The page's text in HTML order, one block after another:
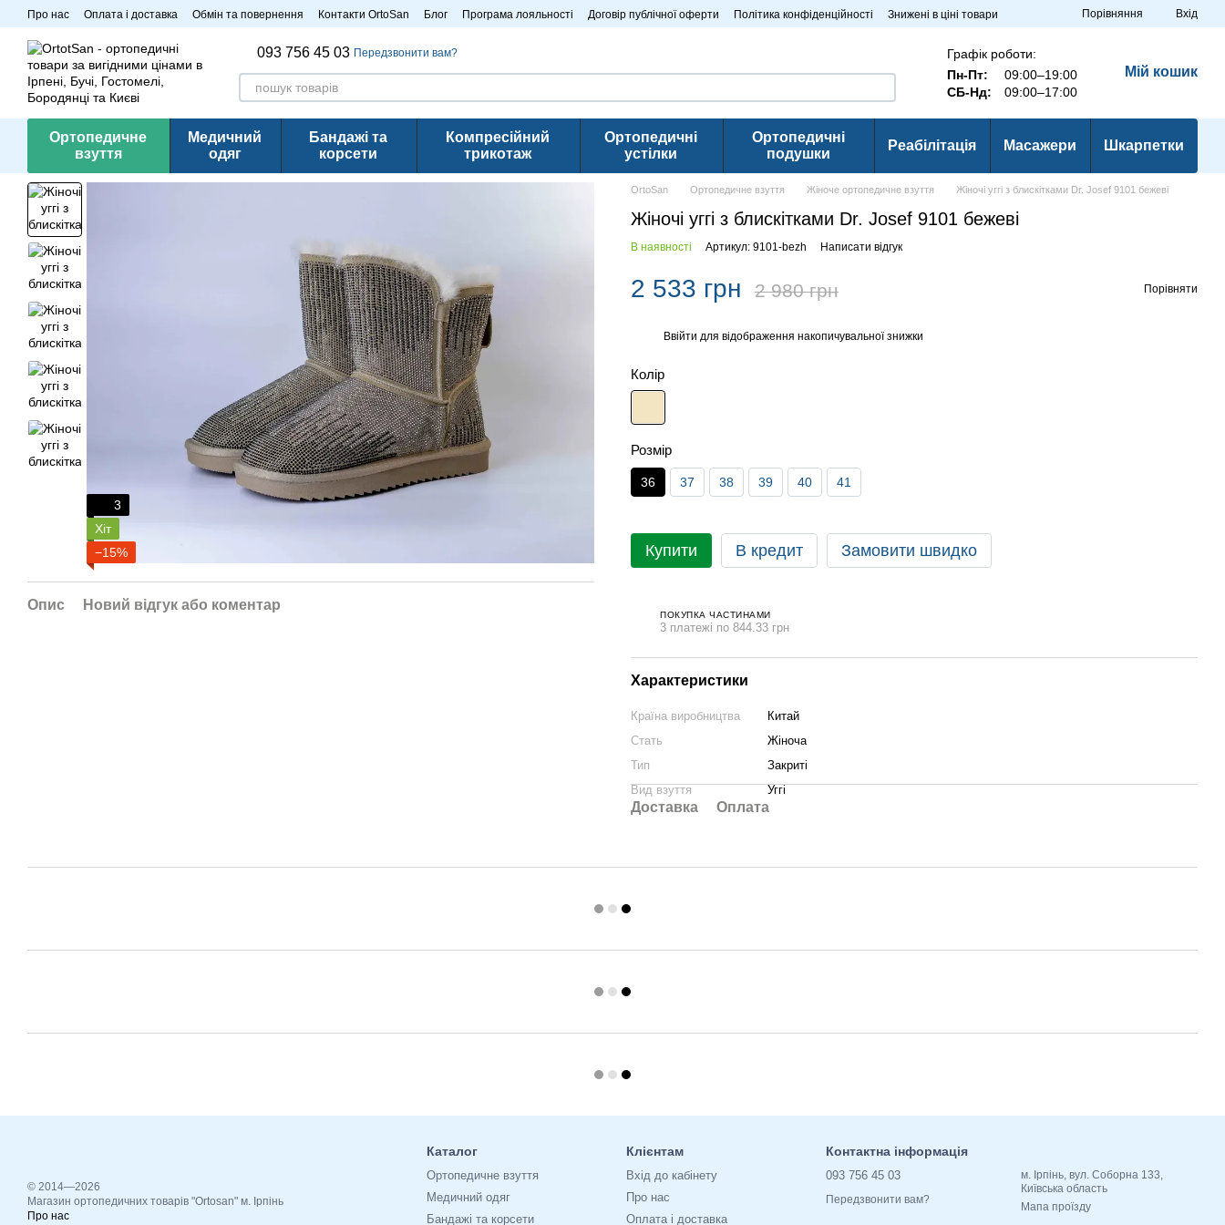
Перейти до основного контенту
Про нас Оплата і доставка Обмін та повернення Контакти OrtoSan Блог Програма лояльності Договір публічної оферти Політика конфіденційності
Знижені в ціні товари
Порівняння Вхід
093 756 45 03 Передзвонити вам?
Графік роботи:
Пн-Пт:
09:00–19:00
СБ-Нд:
09:00–17:00
Мій кошик
Ортопедичне
взуття
Медичний
одяг
Бандажі та
корсети
Компресійний
трикотаж
Ортопедичні
устілки
Ортопедичні
подушки
Реабілітація Масажери Шкарпетки
3
Хіт
−15%
Опис Новий відгук або коментар
OrtoSan Ортопедичне взуття Жіноче ортопедичне взуття Жіночі уггі з блискітками Dr. Josef 9101 бежеві
Жіночі уггі з блискітками Dr. Josef 9101 бежеві
В наявності Артикул: 9101-bezh Написати відгук
2 533 грн 2 980 грн Порівняти
Ввійти для відображення накопичувальної знижки
Колір
Розмір
36 37 38 39 40 41
Купити В кредит Замовити швидко
ПОКУПКА ЧАСТИНАМИ
3 платежі по 844.33 грн
Характеристики
Країна виробництва
Китай
Стать
Жіноча
Тип
Закриті
Вид взуття
Уггі
Доставка Оплата
© 2014—2026
Магазин ортопедичних товарів "Ortosan" м. Ірпінь
Про нас
Каталог
Ортопедичне взуття
Медичний одяг
Бандажі та корсети
Клієнтам
Вхід до кабінету
Про нас
Оплата і доставка
Контактна інформація
093 756 45 03
Передзвонити вам?
м. Ірпінь, вул. Соборна 133,
Київська область
Мапа проїзду